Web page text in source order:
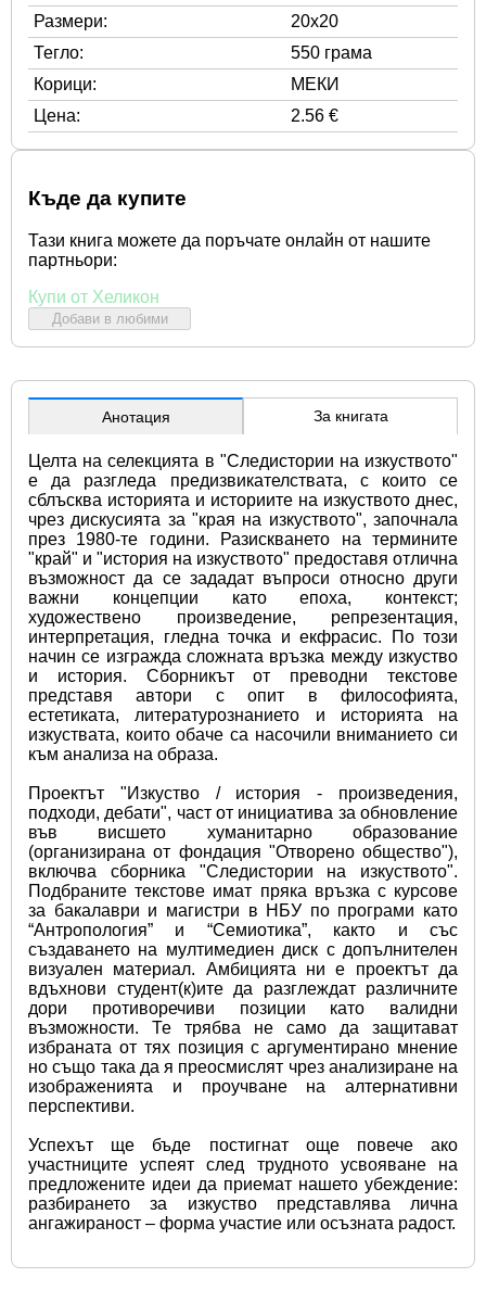
Размери:
20x20
Тегло:
550 грама
Корици:
МЕКИ
Цена:
2.56 €
Къде да купите
Тази книга можете да поръчате онлайн от нашите
партньори:
Купи от Хеликон
Добави в любими
Анотация За книгата
Целта на селекцията в "Следистории на изкуството"
е да разгледа предизвикателствата, с които се
сблъсква историята и историите на изкуството днес,
чрез дискусията за "края на изкуството", започнала
през 1980-те години. Разискването на термините
"край" и "история на изкуството" предоставя отлична
възможност да се зададат въпроси относно други
важни концепции като епоха, контекст;
художествено произведение, репрезентация,
интерпретация, гледна точка и екфрасис. По този
начин се изгражда сложната връзка между изкуство
и история. Сборникът от преводни текстове
представя автори с опит в философията,
естетиката, литературознанието и историята на
изкуствата, които обаче са насочили вниманието си
към анализа на образа.
Проектът "Изкуство / история - произведения,
подходи, дебати", част от инициатива за обновление
във висшето хуманитарно образование
(организирана от фондация "Отворено общество"),
включва сборника "Следистории на изкуството".
Подбраните текстове имат пряка връзка с курсове
за бакалаври и магистри в НБУ по програми като
“Антропология” и “Семиотика”, както и със
създаването на мултимедиен диск с допълнителен
визуален материал. Амбицията ни е проектът да
вдъхнови студент(к)ите да разглеждат различните
дори противоречиви позиции като валидни
възможности. Те трябва не само да защитават
избраната от тях позиция с аргументирано мнение
но също така да я преосмислят чрез анализиране на
изображенията и проучване на алтернативни
перспективи.
Успехът ще бъде постигнат още повече ако
участниците успеят след трудното усвояване на
предложените идеи да приемат нашето убеждение:
разбирането за изкуство представлява лична
ангажираност – форма участие или осъзната радост.